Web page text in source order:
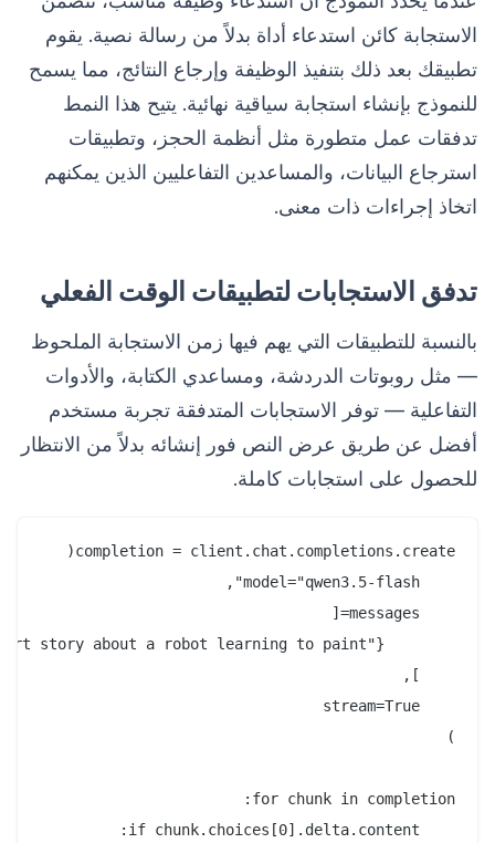
الاستجابة كائن استدعاء أداة بدلاً من رسالة نصية. يقوم
تطبيقك بعد ذلك بتنفيذ الوظيفة وإرجاع النتائج، مما يسمح
للنموذج بإنشاء استجابة سياقية نهائية. يتيح هذا النمط
تدفقات عمل متطورة مثل أنظمة الحجز، وتطبيقات
استرجاع البيانات، والمساعدين التفاعليين الذين يمكنهم
اتخاذ إجراءات ذات معنى.
تدفق الاستجابات لتطبيقات الوقت الفعلي
بالنسبة للتطبيقات التي يهم فيها زمن الاستجابة الملحوظ
— مثل روبوتات الدردشة، ومساعدي الكتابة، والأدوات
التفاعلية — توفر الاستجابات المتدفقة تجربة مستخدم
أفضل عن طريق عرض النص فور إنشائه بدلاً من الانتظار
للحصول على استجابات كاملة.